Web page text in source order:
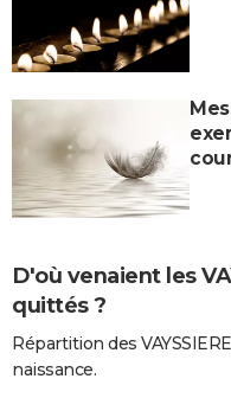
D'où venaient les
quittés ?
Répartition des
naissance.